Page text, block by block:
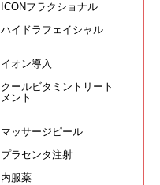
ICONフラクショナル
ハイドラフェイシャル
イオン導入
クールビタミントリート
メント
マッサージピール
プラセンタ注射
内服薬